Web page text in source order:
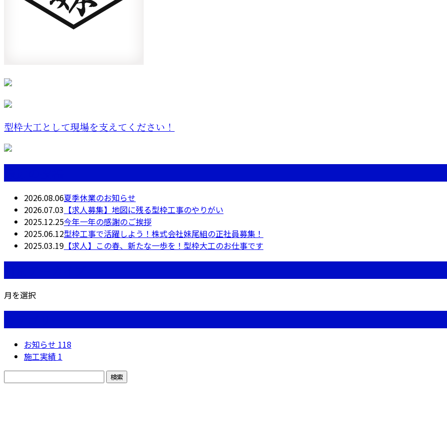
型枠大工として現場を支えてください！
2026.08.06夏季休業のお知らせ
2026.07.03 【求人募集】地図に残る型枠工事のやりがい
2025.12.25今年一年の感謝のご挨拶
2025.06.12型枠工事で活躍しよう！株式会社妹尾組の正社員募集！
2025.03.19 【求人】この春、新たな一歩を！型枠大工のお仕事です
月を選択
お知らせ 118
施工実績 1